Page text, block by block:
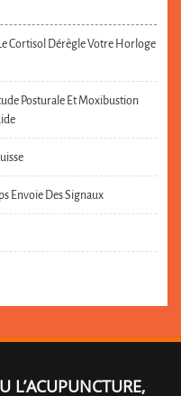
Cortisol Dérègle Votre Horloge
Posturale Et Moxibustion
Envoie Des Signaux
L’ACUPUNCTURE,